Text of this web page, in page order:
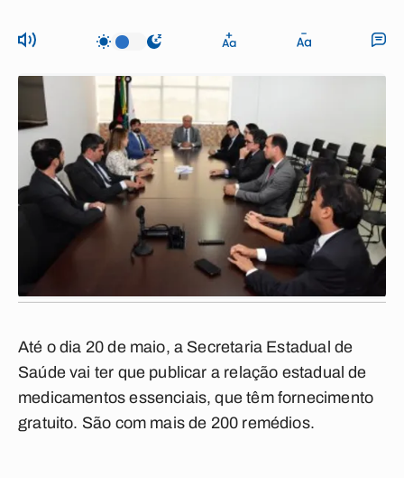
Até o dia 20 de maio, a Secretaria Estadual de
Saúde vai ter que publicar a relação estadual de
medicamentos essenciais, que têm fornecimento
gratuito. São com mais de 200 remédios.